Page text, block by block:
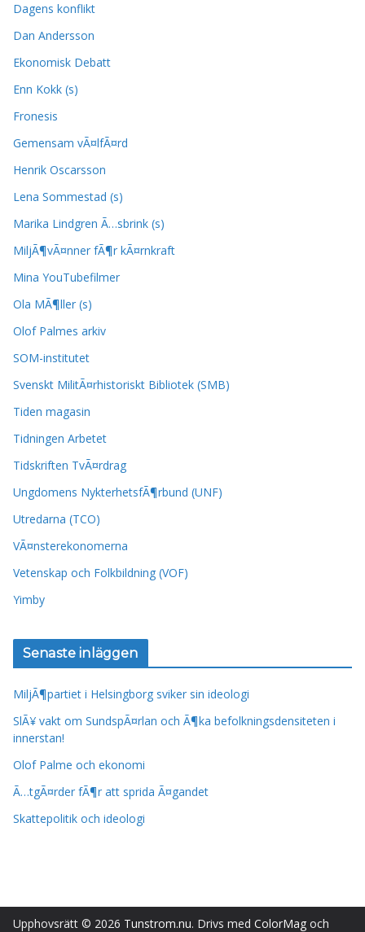
Dagens konflikt
Dan Andersson
Ekonomisk Debatt
Enn Kokk (s)
Fronesis
Gemensam vÃ¤lfÃ¤rd
Henrik Oscarsson
Lena Sommestad (s)
Marika Lindgren Ã…sbrink (s)
MiljÃ¶vÃ¤nner fÃ¶r kÃ¤rnkraft
Mina YouTubefilmer
Ola MÃ¶ller (s)
Olof Palmes arkiv
SOM-institutet
Svenskt MilitÃ¤rhistoriskt Bibliotek (SMB)
Tiden magasin
Tidningen Arbetet
Tidskriften TvÃ¤rdrag
Ungdomens NykterhetsfÃ¶rbund (UNF)
Utredarna (TCO)
VÃ¤nsterekonomerna
Vetenskap och Folkbildning (VOF)
Yimby
Senaste inläggen
MiljÃ¶partiet i Helsingborg sviker sin ideologi
SlÃ¥ vakt om SundspÃ¤rlan och Ã¶ka befolkningsdensiteten i
innerstan!
Olof Palme och ekonomi
Ã…tgÃ¤rder fÃ¶r att sprida Ã¤gandet
Skattepolitik och ideologi
Upphovsrätt © 2026 Tunstrom.nu. Drivs med ColorMag och